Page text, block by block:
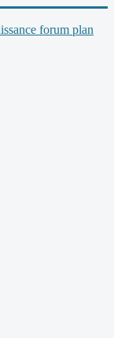
forum plan